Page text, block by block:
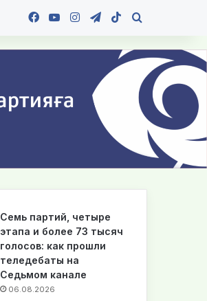
Facebook
YouTubeInstagramTelegram
TikTok
Семь партий, четыре
этапа и более 73 тысяч
голосов: как прошли
теледебаты на
Седьмом канале
06.08.2026